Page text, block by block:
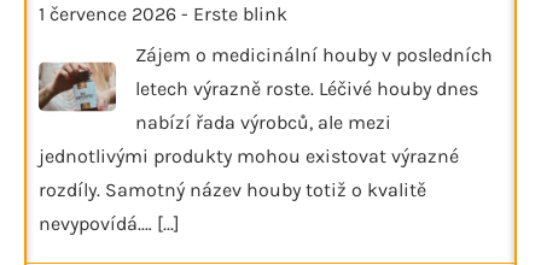
1 července 2026 - Erste blink
Zájem o medicinální houby v posledních
letech výrazně roste. Léčivé houby dnes
nabízí řada výrobců, ale mezi
jednotlivými produkty mohou existovat výrazné
rozdíly. Samotný název houby totiž o kvalitě
nevypovídá.… [...]